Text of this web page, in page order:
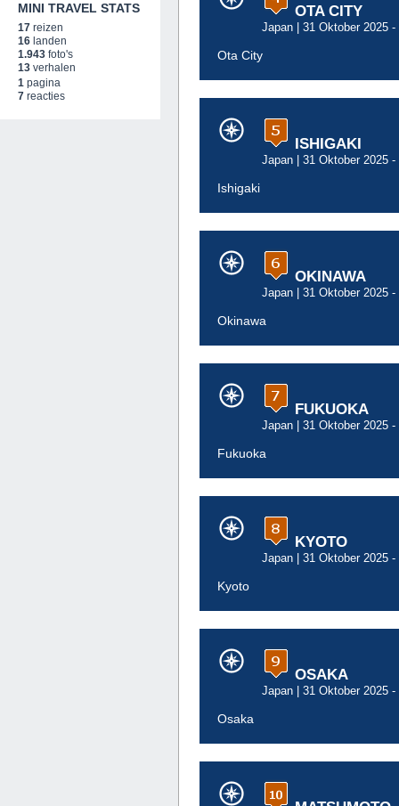
OTA CITY
Japan| 31 Oktober 2025 -
Ota City
ISHIGAKI
Japan| 31 Oktober 2025 -
Ishigaki
OKINAWA
Japan| 31 Oktober 2025 -
Okinawa
FUKUOKA
Japan| 31 Oktober 2025 -
Fukuoka
KYOTO
Japan| 31 Oktober 2025 -
Kyoto
OSAKA
Japan| 31 Oktober 2025 -
Osaka
MINI TRAVEL STATS
17 reizen
16 landen
1.943 foto's
13 verhalen
1 pagina
7 reacties